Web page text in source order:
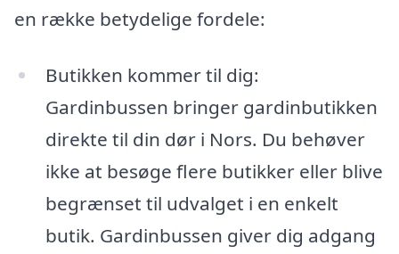
en række betydelige fordele:
Butikken kommer til dig:
Gardinbussen bringer gardinbutikken
direkte til din dør i Nors. Du behøver
ikke at besøge flere butikker eller blive
begrænset til udvalget i en enkelt
butik. Gardinbussen giver dig adgang